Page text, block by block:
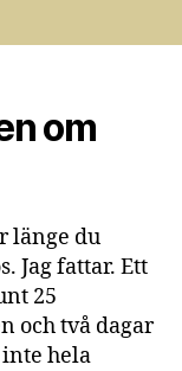
om
länge du
Jag fattar. Ett
25
och två dagar
hela